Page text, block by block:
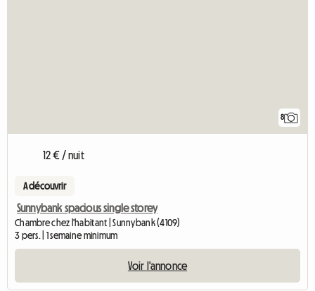
8
12 € / nuit
A découvrir
Sunnybank spacious single storey
Chambre chez l'habitant | Sunnybank (4109)
3 pers. | 1 semaine minimum
Voir l'annonce